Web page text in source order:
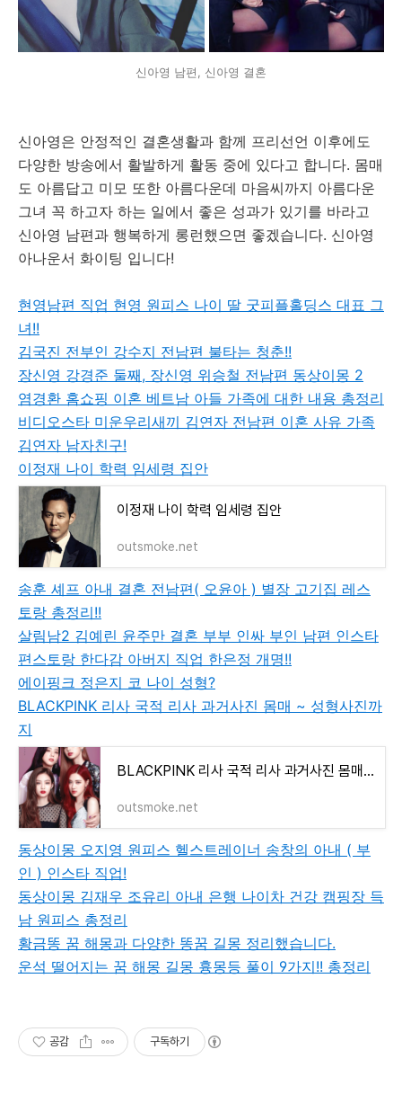
신아영 남편, 신아영 결혼
신아영은 안정적인 결혼생활과 함께 프리선언 이후에도
다양한 방송에서 활발하게 활동 중에 있다고 합니다. 몸매
도 아름답고 미모 또한 아름다운데 마음씨까지 아름다운
그녀 꼭 하고자 하는 일에서 좋은 성과가 있기를 바라고
신아영 남편과 행복하게 롱런했으면 좋겠습니다. 신아영
아나운서 화이팅 입니다!
현영남편 직업 현영 원피스 나이 딸 굿피플홀딩스 대표 그
녀!!
김국진 전부인 강수지 전남편 불타는 청춘!!
장신영 강경준 둘째, 장신영 위승철 전남편 동상이몽 2
염경환 홈쇼핑 이혼 베트남 아들 가족에 대한 내용 총정리
비디오스타 미운우리새끼 김연자 전남편 이혼 사유 가족
김연자 남자친구!
이정재 나이 학력 임세령 집안
이정재 나이 학력 임세령 집안
outsmoke.net
송훈 셰프 아내 결혼 전남편( 오윤아 ) 별장 고기집 레스
토랑 총정리!!
살림남2 김예린 윤주만 결혼 부부 인싸 부인 남편 인스타
편스토랑 한다감 아버지 직업 한은정 개명!!
에이핑크 정은지 코 나이 성형?
BLACKPINK 리사 국적 리사 과거사진 몸매 ~ 성형사진까
지
BLACKPINK 리사 국적 리사 과거사진 몸매 ~ 성형사진까지
outsmoke.net
동상이몽 오지영 원피스 헬스트레이너 송창의 아내 ( 부
인 ) 인스타 직업!
동상이몽 김재우 조유리 아내 은행 나이차 건강 캠핑장 득
남 원피스 총정리
황금똥 꿈 해몽과 다양한 똥꿈 길몽 정리했습니다.
운석 떨어지는 꿈 해몽 길몽 흉몽등 풀이 9가지!! 총정리
공감 구독하기